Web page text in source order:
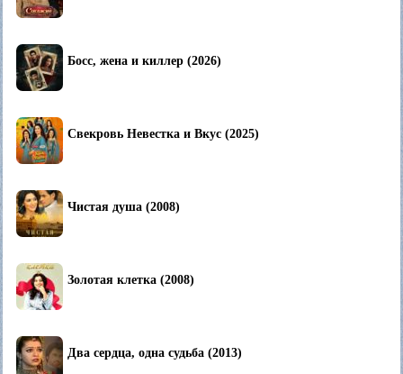
Босс, жена и киллер (2026)
Свекровь Невестка и Вкус (2025)
Чистая душа (2008)
Золотая клетка (2008)
Два сердца, одна судьба (2013)